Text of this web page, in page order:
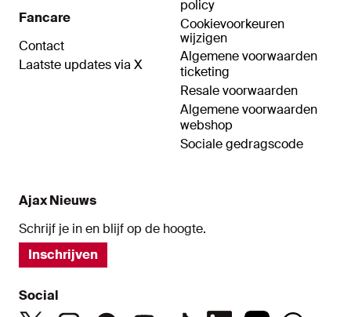
Fancare
Contact
Laatste updates via X
policy
Cookievoorkeuren
wijzigen
Algemene voorwaarden
ticketing
Resale voorwaarden
Algemene voorwaarden
webshop
Sociale gedragscode
Ajax Nieuws
Schrijf je in en blijf op de hoogte.
Inschrijven
Social